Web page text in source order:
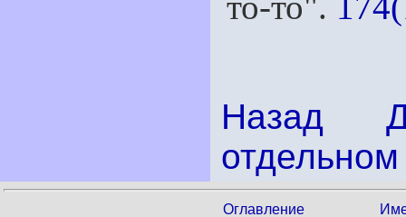
Назад
Оглавление